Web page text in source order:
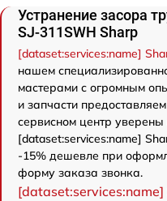
Устранение засора
SJ-311SWH Sharp
[dataset:services:name]
нашем
мастерами с огромным
и запчасти
сервисном центр уверены
[dataset:services:name]
-15% дешевле при
форму заказа звонка.